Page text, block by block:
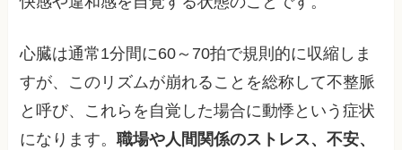
心臓は通常1分間に60～70拍で規則的に収縮しま
すが、このリズムが崩れることを総称して不整脈
と呼び、これらを自覚した場合に動悸という症状
になります。職場や人間関係のストレス、不安、